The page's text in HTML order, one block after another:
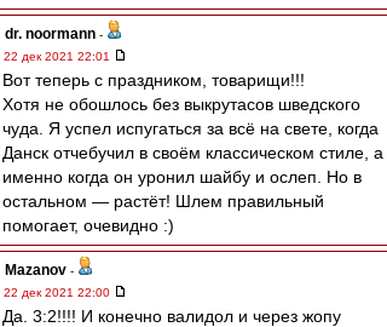
dr. noormann -
22 дек 2021 22:01
Вот теперь с праздником, товарищи!!!
Хотя не обошлось без выкрутасов шведского
чуда. Я успел испугаться за всё на свете, когда
Данск отчебучил в своём классическом стиле, а
именно когда он уронил шайбу и ослеп. Но в
остальном — растёт! Шлем правильный
помогает, очевидно :)
Mazanov -
22 дек 2021 22:00
Да. 3:2!!!! И конечно валидол и через жопу